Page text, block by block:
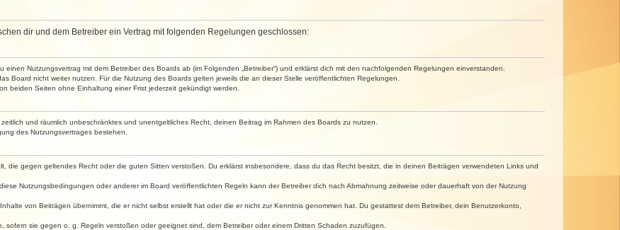
dir und dem Betreiber ein Vertrag mit folgenden Regelungen geschlossen:
einen Nutzungsvertrag mit dem Betreiber des Boards ab (im Folgenden „Betreiber“) und erklärst dich mit den nachfolgenden Regelungen einverstanden.
Board nicht weiter nutzen. Für die Nutzung des Boards gelten jeweils die an dieser Stelle veröffentlichten Regelungen.
beiden Seiten ohne Einhaltung einer Frist jederzeit gekündigt werden.
und räumlich unbeschränktes und unentgeltliches Recht, deinen Beitrag im Rahmen des Boards zu nutzen.
des Nutzungsvertrages bestehen.
die gegen geltendes Recht oder die guten Sitten verstoßen. Du erklärst insbesondere, dass du das Recht besitzt, die in deinen Beiträgen verwendeten Links und
Nutzungsbedingungen oder anderer im Board veröffentlichten Regeln kann der Betreiber dich nach Abmahnung zeitweise oder dauerhaft von der Nutzung
von Beiträgen übernimmt, die er nicht selbst erstellt hat oder die er nicht zur Kenntnis genommen hat. Du gestattest dem Betreiber, dein Benutzerkonto,
sie gegen o. g. Regeln verstoßen oder geeignet sind, dem Betreiber oder einem Dritten Schaden zuzufügen.